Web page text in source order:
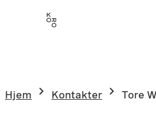
Hjem Kontakter Tore